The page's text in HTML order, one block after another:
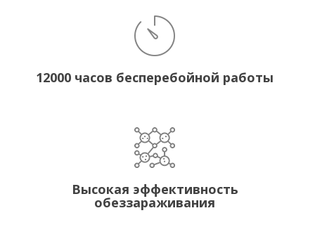
12000 часов бесперебойной работы
Высокая эффективность
обеззараживания